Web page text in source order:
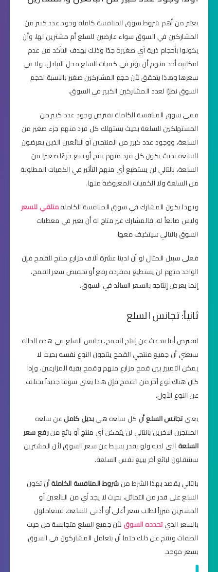
يعتبر من أهم شروط سوق المنافسة كاملة وجود عدد كبير من
المشاركين في السوق سواء عارضين للسلع أم مشترين لها، وأن
يكونوا بأحجام ذرية أي صغيرة جدًا وذلك بهدف التأكد من عدم
امكانية أحد منهم أن يؤثر في كميات السلع محل التبادل، ولا في
سعرها وهذا يتحقق لأن حجم المشاركين صغير بالنسبة لحجم
السوق نظرًا لعدد المشاركين الكبير في السوق.
ففي سوق المنافسة الكاملة نفترض وجود عدد كبير من
المستهلكين للسلعة بحيث يستهلك كل فرد منهم جزء صغير من
السلعة، ووجود عدد كبير من المنتجين أو البائعين الذين يعرضون
السلعة بحيث يكون كل فرد منهم ينتج أو يبيع جزءًا صغيرا من
السلعة، بالتالي لن يستطيع أي منهم التأثير في الكميات المطلوبة
من السلعة ولا الكميات المعروضة منها.
وبهذا يكون المشارك في سوق المنافسة الكاملةمتلقي للسعر
وليس صانعاً له، فالمشارك غير متاح له أن يغير في معطيات
السوق بالتالي سيتكيف معها.
فعلى سبيل المثال لو أن لدينا عشرة آلاف مزارع منتج للقمح فإن
الواحد منهم لن يستطيع بمفرده رفع أو تخفيض سعر القمح،
إنما يعرض إنتاجه بالسعر السائد في السوق.
ثانياً: تجانس السلع
لنفترض أننا نتحدث عن إنتاج القمح، تجانس السلع في هذه الحالة
سيعني أن جميع منتجي القمح ينتجون النوع نفسه بحيث لا
يمكن التمييز بين قمح مزارع منهم وقمح بقية المزارعين، وإذا
كان هناك نوع آخر من القمح فإن هذا يعني سوقا جديداً يختلف
عن النوع الأول.
يعنيتجانس السلعأن كل سلعة هيبديل كاملعن سلعة
المنتجين الاخرين بالتالي لن يتمكن أي منتج أو بائع منرفع سعر
السلعةالتي لديه ولو بقدر بسيط عن سعر السوق لأن المشترين
سينتقلون لبائع آخر يبيع نفس السلعة.
بالتالي يقصد بهذا الشرط منشروط المنافسة الكاملةأن تكون
السلع على قدر من التماثل، بحيث لا يجد أي من البائعين أو
المشترين مبرراً لطلب سعر أعلى أو أدنى للسلعة، فيتعاملون
بالسعر الذيتحدده السوق لأن جميع السلع متجانسة من حيث
الصفات وينتج عن ذلك حتما أن يتعامل المشاركون في السوق
بسعر موحد.